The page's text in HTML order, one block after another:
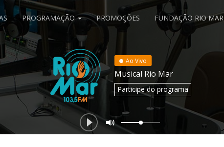
PROGRAMAÇÃO PROMOÇÕES FUNDAÇÃO RIO MAR
Ao Vivo
Musical Rio Mar
Participedo programa